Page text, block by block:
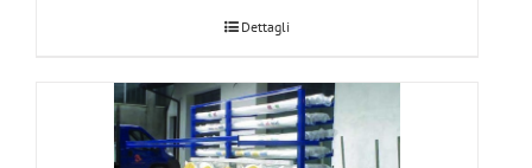
Dettagli